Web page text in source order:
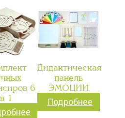
6
в 1
Дидактическая
панель
ЭМОЦИИ
Подробнее